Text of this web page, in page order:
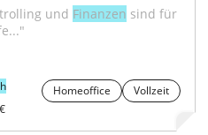
und Finanzen sind für
Homeoffice
Vollzeit